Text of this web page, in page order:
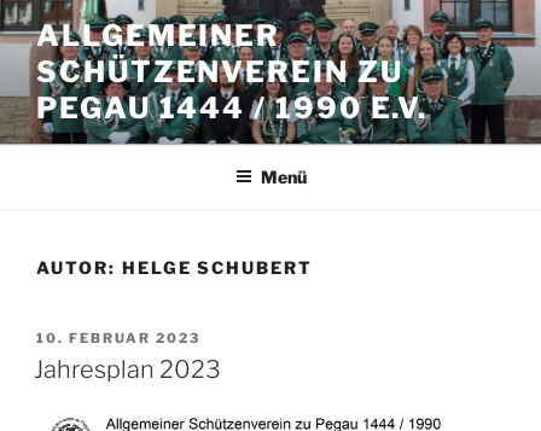
Zum
Inhalt
springen
ALLGEMEINER
SCHÜTZENVEREIN ZU
PEGAU 1444 / 1990 E.V.
Menü
AUTOR: HELGE SCHUBERT
VERÖFFENTLICHT
AM
10. FEBRUAR 2023
Jahresplan 2023